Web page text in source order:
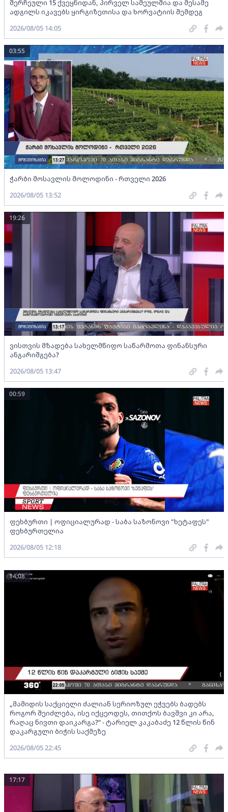
შერჩეული 15 ქვეყნიდან, პირველ სამეულშია და მესამე
ადგილს იკავებს ყირგიზეთისა და ხორვატიის შემდეგ
2026/08/05 14:05
ჭარბი მოსავლის მოლოდინი - რთველი 2026
03:55
2026/08/05 13:52
ვისთვის მზადება სახელმწიფო საწარმოთა ფინანსური
ანგარიშგება?
19:26
2026/08/05 13:47
ფეხბურთი | ოფიციალურად - საბა საზონოვი "ხეტაფეს"
ფეხბურთელია
00:59
2026/08/05 12:18
„მამიდის საქციელი ძალიან სერიოზულ ეჭვებს ბადებს
როგორ შეიძლება, ისე იქცეოდეს, თითქოს ბავშვი კი არა,
რაღაც ნივთი დაიკარგა?“ - ტარიელ კაკაბაძე 12 წლის წინ
დაკარგული ბიჭის საქმეზე
14:08
2026/08/05 22:45
17:17